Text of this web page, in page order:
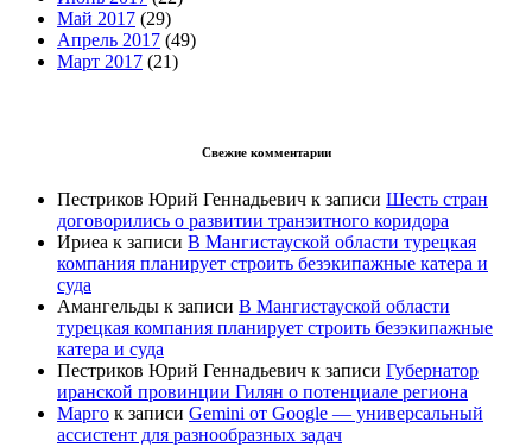
Май 2017 (29)
Апрель 2017 (49)
Март 2017 (21)
Свежие комментарии
Пестриков Юрий Геннадьевич к записи Шесть стран
договорились о развитии транзитного коридора
Ириеа к записи В Мангистауской области турецкая
компания планирует строить безэкипажные катера и
суда
Амангельды к записи В Мангистауской области
турецкая компания планирует строить безэкипажные
катера и суда
Пестриков Юрий Геннадьевич к записи Губернатор
иранской провинции Гилян о потенциале региона
Марго к записи Gemini от Google — универсальный
ассистент для разнообразных задач